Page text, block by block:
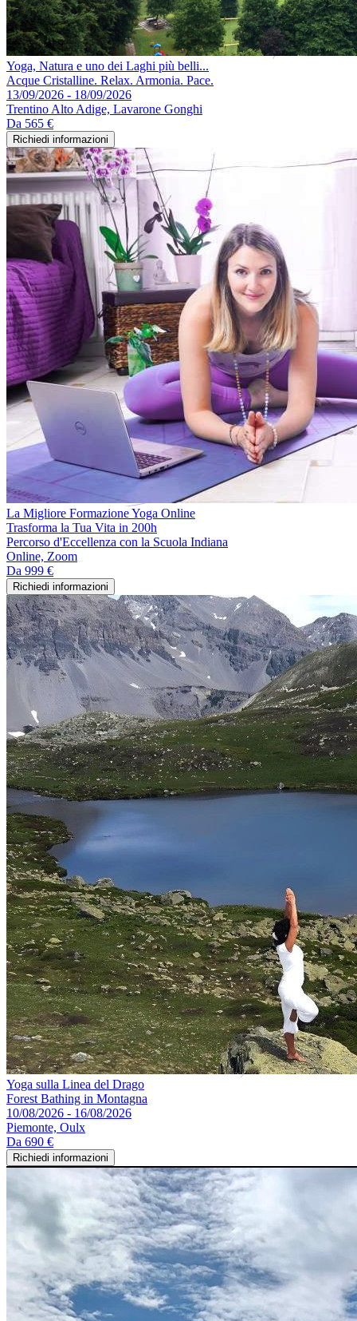
Yoga, Natura e uno dei Laghi più belli...
Acque Cristalline. Relax. Armonia. Pace.
13/09/2026 - 18/09/2026
Trentino Alto Adige, Lavarone Gonghi
Da 565 €
Richiedi informazioni
La Migliore Formazione Yoga Online
Trasforma la Tua Vita in 200h
Percorso d'Eccellenza con la Scuola Indiana
Online, Zoom
Da 999 €
Richiedi informazioni
Yoga sulla Linea del Drago
Forest Bathing in Montagna
10/08/2026 - 16/08/2026
Piemonte, Oulx
Da 690 €
Richiedi informazioni